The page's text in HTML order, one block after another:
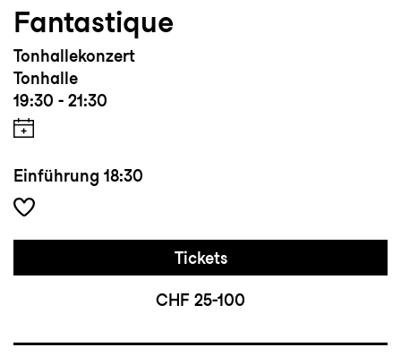
Fantastique
Tonhallekonzert
Tonhalle
19:30 - 21:30
Einführung 18:30
Tickets
CHF 25-100